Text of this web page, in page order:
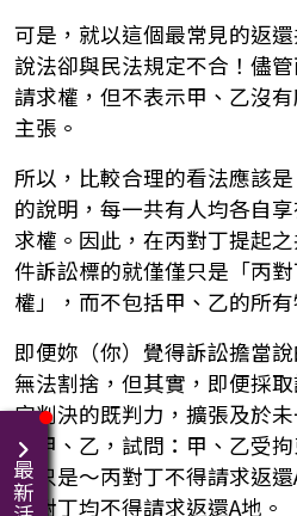
可是，就以這個最常見的返
說法卻與民法規定不合！儘
請求權，但不表示甲、乙沒
主張。
所以，比較合理的看法應該
的說明，每一共有人均各自
求權。因此，在丙對丁提起
件訴訟標的就僅僅只是「丙
權」，而不包括甲、乙的所
即便妳（你）覺得訴訟擔當
無法割捨，但其實，即便採
定判決的既判力，擴張及於
的甲、乙，試問：甲、乙受
該只是～丙對丁不得請求返
丙對丁均不得請求返還A地。